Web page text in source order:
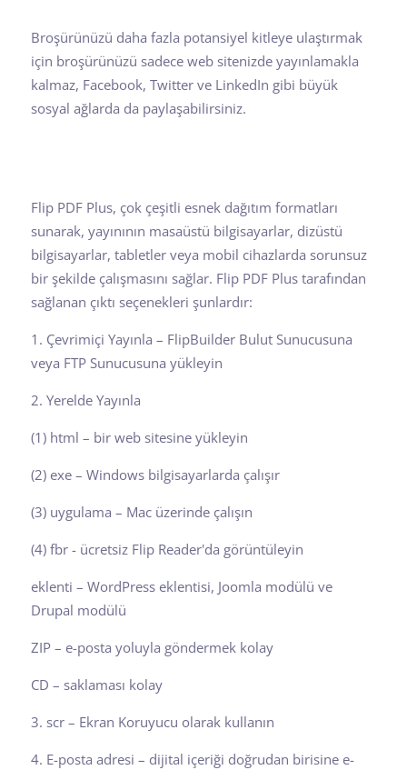
Broşürünüzü daha fazla potansiyel kitleye ulaştırmak
için broşürünüzü sadece web sitenizde yayınlamakla
kalmaz, Facebook, Twitter ve LinkedIn gibi büyük
sosyal ağlarda da paylaşabilirsiniz.
Flip PDF Plus, çok çeşitli esnek dağıtım formatları
sunarak, yayınının masaüstü bilgisayarlar, dizüstü
bilgisayarlar, tabletler veya mobil cihazlarda sorunsuz
bir şekilde çalışmasını sağlar. Flip PDF Plus tarafından
sağlanan çıktı seçenekleri şunlardır:
1. Çevrimiçi Yayınla – FlipBuilder Bulut Sunucusuna
veya FTP Sunucusuna yükleyin
2. Yerelde Yayınla
(1) html – bir web sitesine yükleyin
(2) exe – Windows bilgisayarlarda çalışır
(3) uygulama – Mac üzerinde çalışın
(4) fbr - ücretsiz Flip Reader'da görüntüleyin
eklenti – WordPress eklentisi, Joomla modülü ve
Drupal modülü
ZIP – e-posta yoluyla göndermek kolay
CD – saklaması kolay
3. scr – Ekran Koruyucu olarak kullanın
4. E-posta adresi – dijital içeriği doğrudan birisine e-